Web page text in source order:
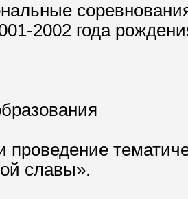
2002 года
проведение
славы».